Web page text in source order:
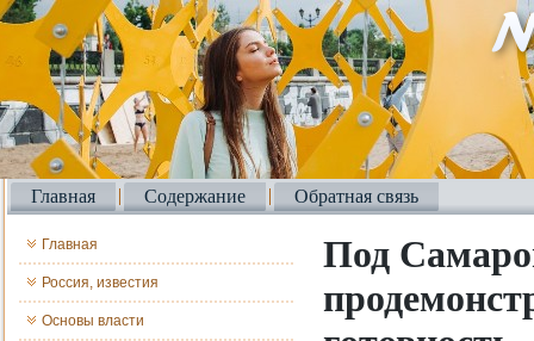
Главная Содержание Обратная связь
Главная
Россия, известия
Основы власти
Под